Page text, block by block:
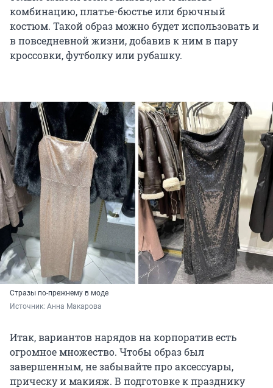
комбинацию, платье-бюстье или брючный
костюм. Такой образ можно будет использовать и
в повседневной жизни, добавив к ним в пару
кроссовки, футболку или рубашку.
Стразы по-прежнему в моде
Источник: Анна Макарова
Итак, вариантов нарядов на корпоратив есть
огромное множество. Чтобы образ был
завершенным, не забывайте про аксессуары,
прическу и макияж. В подготовке к празднику